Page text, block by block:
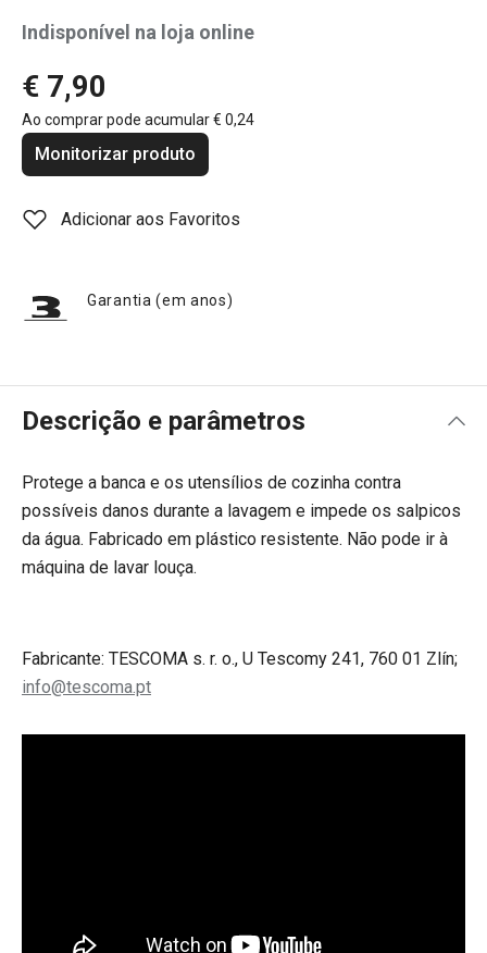
Indisponível na loja online
€ 7,90
Ao comprar pode acumular€ 0,24
Monitorizar produto
Adicionar aos Favoritos
Garantia (em anos)
Descrição e parâmetros
Protege a banca e os utensílios de cozinha contra
possíveis danos durante a lavagem e impede os salpicos
da água. Fabricado em plástico resistente. Não pode ir à
máquina de lavar louça.
Fabricante: TESCOMA s. r. o., U Tescomy 241, 760 01 Zlín;
info@tescoma.pt